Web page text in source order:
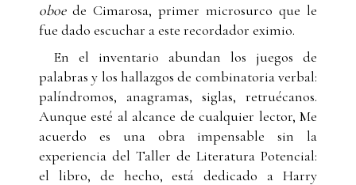
oboede Cimarosa, primer microsurco que le
fue dado escuchar a este recordador eximio.
En el inventario abundan los juegos de
palabras y los hallazgos de combinatoria verbal:
palíndromos, anagramas, siglas, retruécanos.
Aunque esté al alcance de cualquier lector, Me
acuerdo es una obra impensable sin la
experiencia del Taller de Literatura Potencial:
el libro, de hecho, está dedicado a Harry